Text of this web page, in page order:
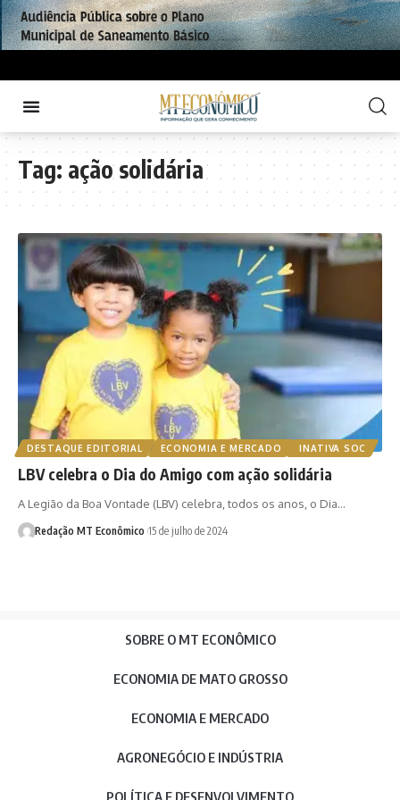
Tag: ação solidária
DESTAQUE EDITORIAL ECONOMIA E MERCADO INATIVA SOC
LBV celebra o Dia do Amigo com ação solidária
A Legião da Boa Vontade (LBV) celebra, todos os anos, o Dia…
Redação MT Econômico 15 de julho de 2024
SOBRE O MT ECONÔMICO
ECONOMIA DE MATO GROSSO
ECONOMIA E MERCADO
AGRONEGÓCIO E INDÚSTRIA
POLÍTICA E DESENVOLVIMENTO